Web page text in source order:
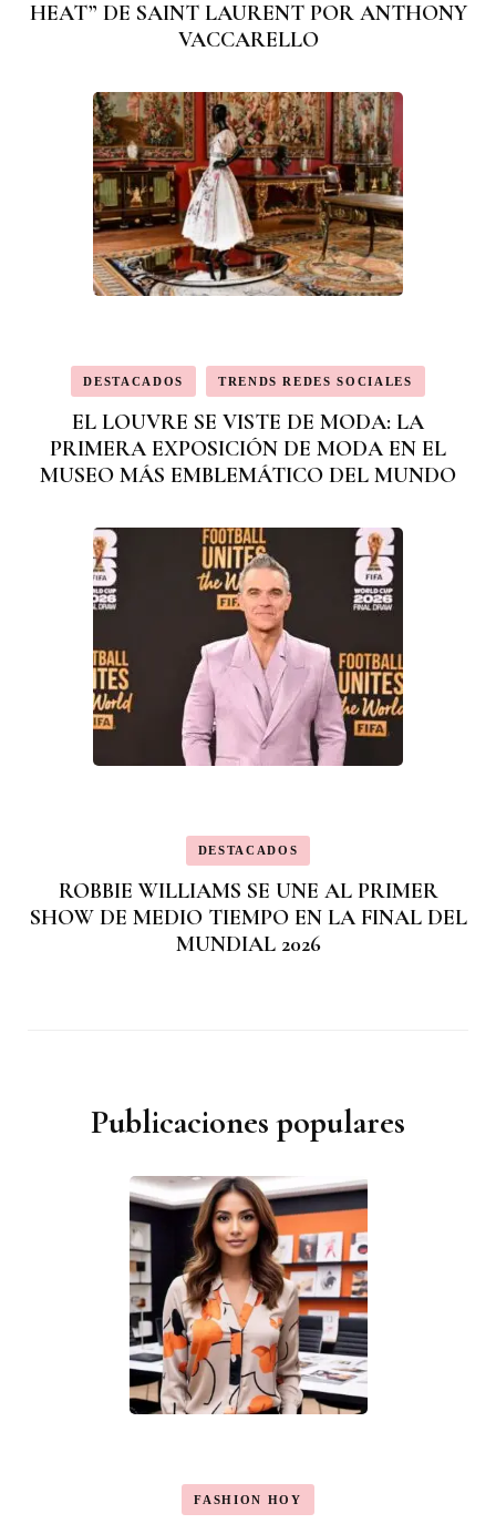
HEAT” DE SAINT LAURENT POR ANTHONY
VACCARELLO
DESTACADOS TRENDS REDES SOCIALES
EL LOUVRE SE VISTE DE MODA: LA
PRIMERA EXPOSICIÓN DE MODA EN EL
MUSEO MÁS EMBLEMÁTICO DEL MUNDO
DESTACADOS
ROBBIE WILLIAMS SE UNE AL PRIMER
SHOW DE MEDIO TIEMPO EN LA FINAL DEL
MUNDIAL 2026
Publicaciones populares
FASHION HOY